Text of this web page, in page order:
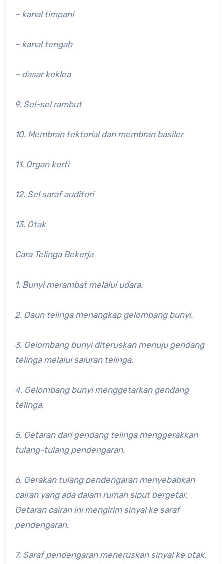
– kanal timpani
– kanal tengah
– dasar koklea
9. Sel-sel rambut
10. Membran tektorial dan membran basiler
11. Organ korti
12. Sel saraf auditori
13. Otak
Cara Telinga Bekerja
1. Bunyi merambat melalui udara.
2. Daun telinga menangkap gelombang bunyi.
3. Gelombang bunyi diteruskan menuju gendang
telinga melalui saluran telinga.
4. Gelombang bunyi menggetarkan gendang
telinga.
5. Getaran dari gendang telinga menggerakkan
tulang-tulang pendengaran.
6. Gerakan tulang pendengaran menyebabkan
cairan yang ada dalam rumah siput bergetar.
Getaran cairan ini mengirim sinyal ke saraf
pendengaran.
7. Saraf pendengaran meneruskan sinyal ke otak.